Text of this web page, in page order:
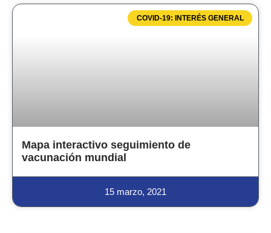
COVID-19: INTERÉS GENERAL
Mapa interactivo seguimiento de
vacunación mundial
15 marzo, 2021